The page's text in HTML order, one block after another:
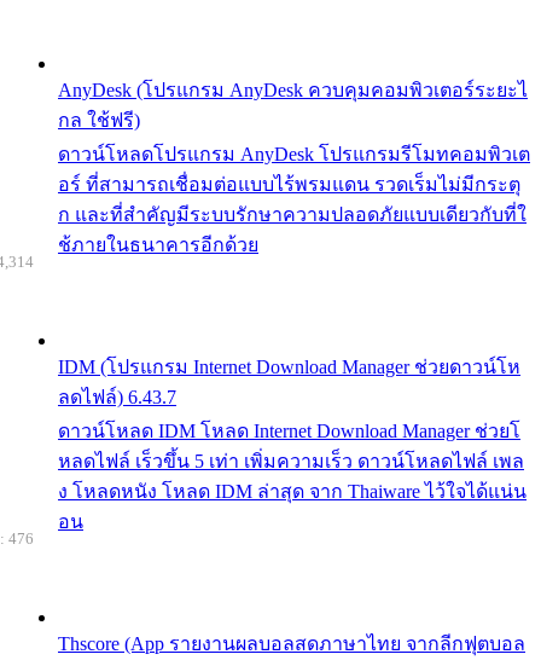
AnyDesk (โปรแกรม AnyDesk ควบคุมคอมพิวเตอร์ระยะไ
กล ใช้ฟรี)
ดาวน์โหลดโปรแกรม AnyDesk โปรแกรมรีโมทคอมพิวเต
อร์ ที่สามารถเชื่อมต่อแบบไร้พรมแดน รวดเร็มไม่มีกระตุ
ก และที่สำคัญมีระบบรักษาความปลอดภัยแบบเดียวกับที่ใ
ช้ภายในธนาคารอีกด้วย
IDM (โปรแกรม Internet Download Manager ช่วยดาวน์โห
ลดไฟล์) 6.43.7
ดาวน์โหลด IDM โหลด Internet Download Manager ช่วยโ
หลดไฟล์ เร็วขึ้น 5 เท่า เพิ่มความเร็ว ดาวน์โหลดไฟล์ เพล
ง โหลดหนัง โหลด IDM ล่าสุด จาก Thaiware ไว้ใจได้แน่น
อน
Thscore (App รายงานผลบอลสดภาษาไทย จากลีกฟุตบอล
476